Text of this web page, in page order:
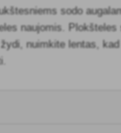
sodo
naujomis.
nuimkite lentas, kad